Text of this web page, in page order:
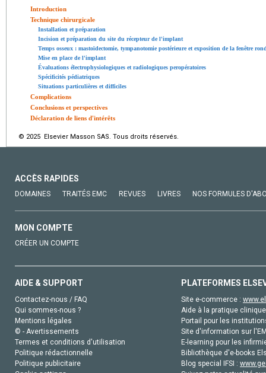
Introduction
Technique chirurgicale
Installation et préparation
Incision et préparation du site du récepteur de l'implant
Temps osseux : mastoïdectomie, tympanotomie postérieure et exposition de la fenêtre
Mise en place de l'implant
Évaluations électrophysiologiques et radiologiques peropératoires
Spécificités pédiatriques
Situations particulières et difficiles
Complications
Conclusions et perspectives
Déclaration de liens d'intérêts
© 2025 Elsevier Masson SAS. Tous droits réservés.
ACCÈS RAPIDES
DOMAINES TRAITÉS EMC REVUES LIVRES NOS FORMULES
MON COMPTE
CRÉER UN COMPTE
AIDE & SUPPORT
Contactez-nous / FAQ
Qui sommes-nous ?
Mentions légales
© - Avertissements
Termes et conditions d'utilisation
Politique rédactionnelle
Politique publicitaire
PLATEFORMES
Site e-commerce :
Aide à la pratique
Portail pour les
Site d'information sur
E-learning pour les
Bibliothèque d'e-books
Blog special IFSI :